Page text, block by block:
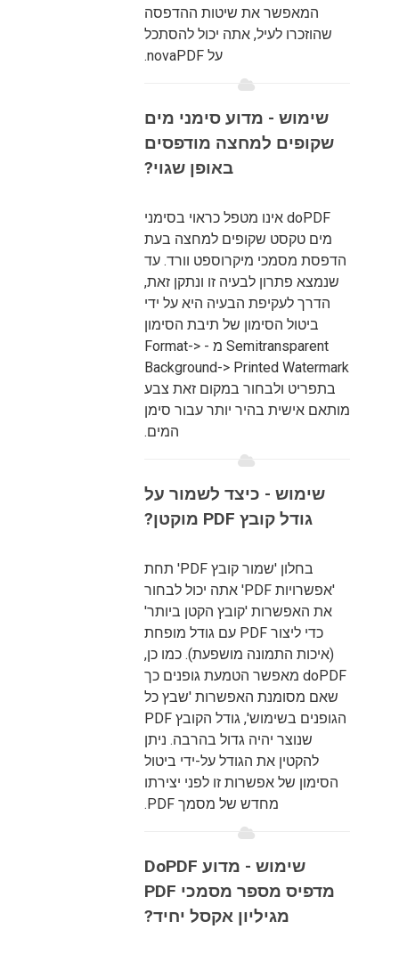
המאפשר את שיטות ההדפסה
שהוזכרו לעיל, אתה יכול להסתכל
על novaPDF.
שימוש - מדוע סימני מים
שקופים למחצה מודפסים
באופן שגוי?
doPDF אינו מטפל כראוי בסימני
מים טקסט שקופים למחצה בעת
הדפסת מסמכי מיקרוספט וורד. עד
שנמצא פתרון לבעיה זו ונתקן זאת,
הדרך לעקיפת הבעיה היא על ידי
ביטול הסימון של תיבת הסימון
Semitransparent מ - Format->
Background-> Printed Watermark
בתפריט ולבחור במקום זאת צבע
מותאם אישית בהיר יותר עבור סימן
המים.
שימוש - כיצד לשמור על
גודל קובץ PDF מוקטן?
בחלון 'שמור קובץ PDF' תחת
'אפשרויות PDF' אתה יכול לבחור
את האפשרות 'קובץ הקטן ביותר'
כדי ליצור PDF עם גודל מופחת
(איכות התמונה מושפעת). כמו כן,
doPDF מאפשר הטמעת גופנים כך
שאם מסומנת האפשרות 'שבץ כל
הגופנים בשימוש', גודל הקובץ PDF
שנוצר יהיה גדול בהרבה. ניתן
להקטין את הגודל על-ידי ביטול
הסימון של אפשרות זו לפני יצירתו
מחדש של מסמך PDF.
שימוש - מדוע DoPDF
מדפיס מספר מסמכי PDF
מגיליון אקסל יחיד?